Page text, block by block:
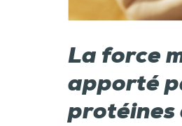
La force
apporté
protéines